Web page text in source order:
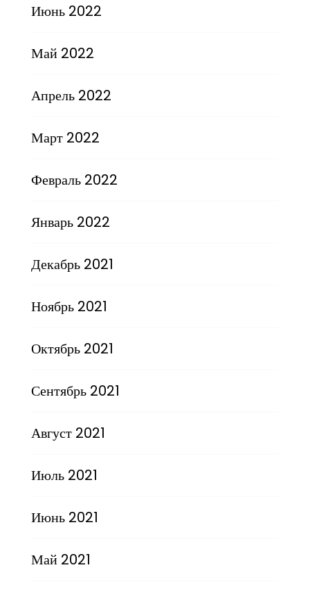
Июнь 2022
Май 2022
Апрель 2022
Март 2022
Февраль 2022
Январь 2022
Декабрь 2021
Ноябрь 2021
Октябрь 2021
Сентябрь 2021
Август 2021
Июль 2021
Июнь 2021
Май 2021